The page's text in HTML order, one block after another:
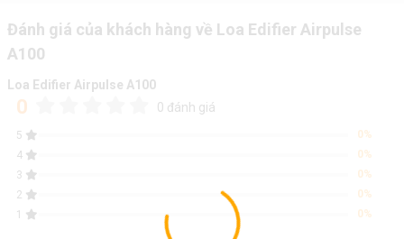
Đánh giá của khách hàng về Loa Edifier Airpulse
A100
Loa Edifier Airpulse A100
0 0 đánh giá
5
0%
4
0%
3
0%
2
0%
1
0%